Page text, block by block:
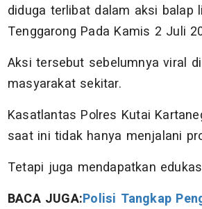
diduga terlibat dalam aksi balap
Tenggarong Pada Kamis 2 Juli
Aksi tersebut sebelumnya viral
masyarakat sekitar.
Kasatlantas Polres Kutai
saat ini tidak hanya menjalani
Tetapi juga mendapatkan
BACA JUGA:Polisi Tangkap